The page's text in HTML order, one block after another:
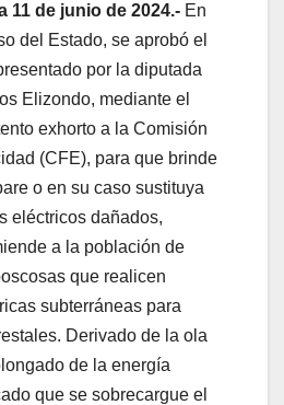
11 de junio de 2024.- En
del Estado, se aprobó el
por la diputada
Elizondo, mediante el
exhorto a la Comisión
(CFE), para que brinde
o en su caso sustituya
eléctricos dañados,
a la población de
que realicen
subterráneas para
Derivado de la ola
de la energía
que se sobrecargue el